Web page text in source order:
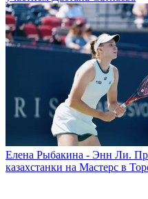
Елена Рыбакина - Энн Ли.
казахстанки на Мастерс в